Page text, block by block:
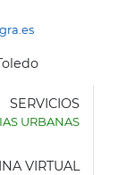
SERVICIOS
URBANAS
VIRTUAL